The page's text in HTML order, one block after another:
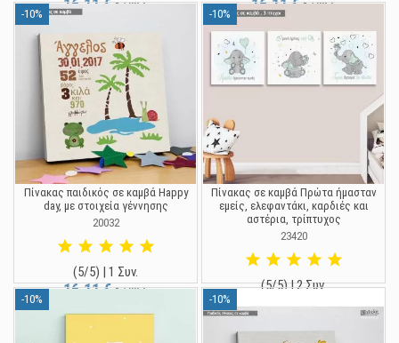
16,11 €17,90 € 16,11 €17,90 €
-10%
Πίνακας παιδικός σε καμβά Happy
day, με στοιχεία γέννησης
20032
(5/5) | 1 Συν.
16,11 €17,90 €
-10%
Πίνακας σε καμβά Πρώτα ήμασταν
εμείς, ελεφαντάκι, καρδιές και
αστέρια, τρίπτυχος
23420
(5/5) | 2 Συν.
35,96 € 39,95 €
-10% -10%